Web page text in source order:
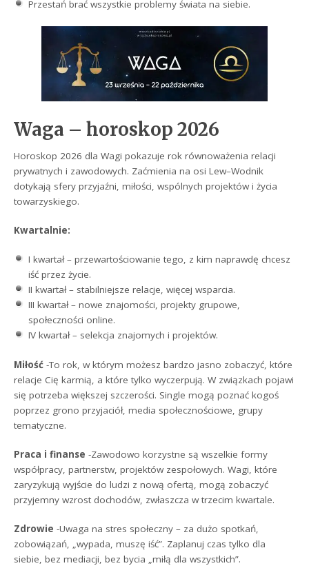
Przestań brać wszystkie problemy świata na siebie.
Waga – horoskop 2026
Horoskop 2026 dla Wagi pokazuje rok równoważenia relacji
prywatnych i zawodowych. Zaćmienia na osi Lew–Wodnik
dotykają sfery przyjaźni, miłości, wspólnych projektów i życia
towarzyskiego.
Kwartalnie:
I kwartał – przewartościowanie tego, z kim naprawdę chcesz
iść przez życie.
II kwartał – stabilniejsze relacje, więcej wsparcia.
III kwartał – nowe znajomości, projekty grupowe,
społeczności online.
IV kwartał – selekcja znajomych i projektów.
Miłość -To rok, w którym możesz bardzo jasno zobaczyć, które
relacje Cię karmią, a które tylko wyczerpują. W związkach pojawi
się potrzeba większej szczerości. Single mogą poznać kogoś
poprzez grono przyjaciół, media społecznościowe, grupy
tematyczne.
Praca i finanse -Zawodowo korzystne są wszelkie formy
współpracy, partnerstw, projektów zespołowych. Wagi, które
zaryzykują wyjście do ludzi z nową ofertą, mogą zobaczyć
przyjemny wzrost dochodów, zwłaszcza w trzecim kwartale.
Zdrowie -Uwaga na stres społeczny – za dużo spotkań,
zobowiązań, „wypada, muszę iść”. Zaplanuj czas tylko dla
siebie, bez mediacji, bez bycia „miłą dla wszystkich”.